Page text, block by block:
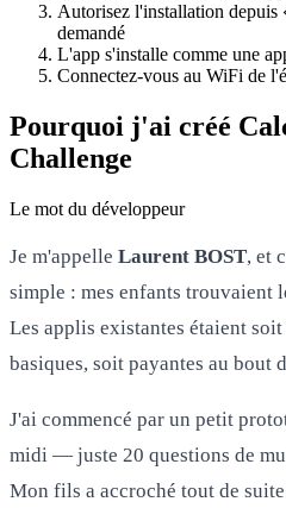
Autorisez l'installation depuis
demandé
L'app s'installe comme une
Connectez-vous au WiFi de
Pourquoi j'ai créé
Challenge
Le mot du développeur
Je m'appelle Laurent BOST, et
simple : mes enfants trouvaient
Les applis existantes étaient
basiques, soit payantes au bout
J'ai commencé par un petit
midi — juste 20 questions de
Mon fils a accroché tout de